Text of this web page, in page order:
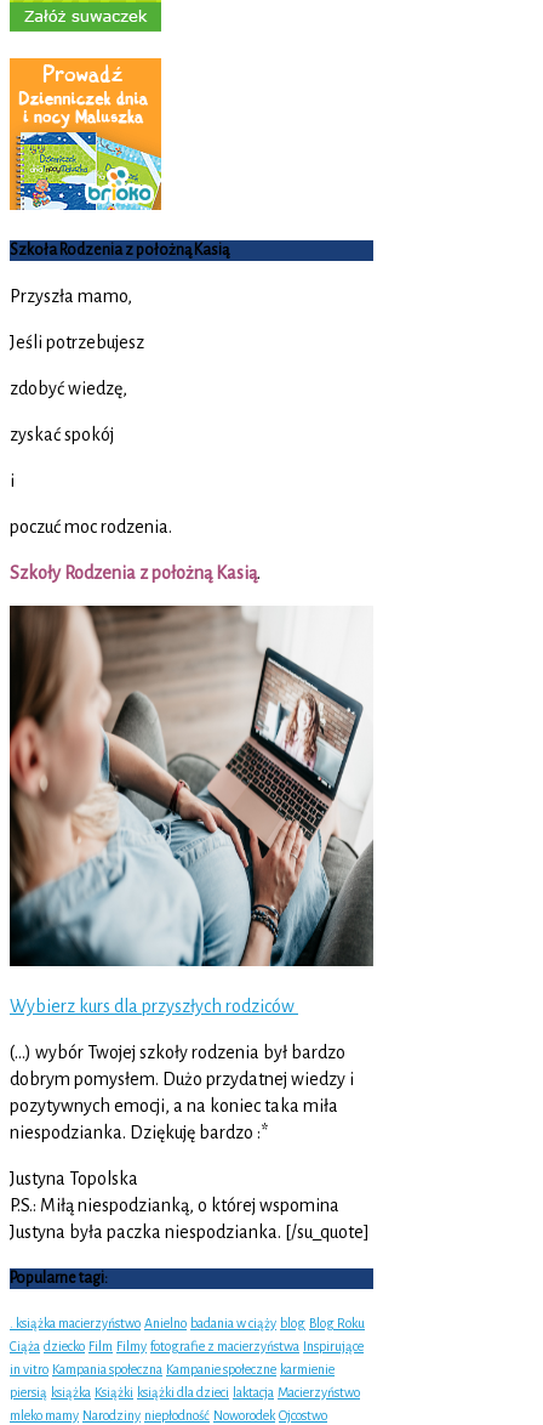
Szkoła Rodzenia z położną Kasią
Przyszła mamo,
Jeśli potrzebujesz
zdobyć wiedzę,
zyskać spokój
i
poczuć moc rodzenia.
Szkoły Rodzenia z położną Kasią.
Wybierz kurs dla przyszłych rodziców
(…) wybór Twojej szkoły rodzenia był bardzo
dobrym pomysłem. Dużo przydatnej wiedzy i
pozytywnych emocji, a na koniec taka miła
niespodzianka. Dziękuję bardzo :*
Justyna Topolska
P.S.: Miłą niespodzianką, o której wspomina
Justyna była paczka niespodzianka. [/su_quote]
Popularne tagi:
. książka macierzyństwo Anielno badania w ciąży blog Blog Roku
Ciąża dziecko Film Filmy fotografie z macierzyństwa
Inspirujące
in vitro Kampania społeczna Kampanie społeczne karmienie
piersią książka Książki książki dla dzieci laktacja Macierzyństwo
mleko mamy Narodziny niepłodność Noworodek Ojcostwo